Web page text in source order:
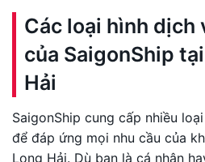
Các loại hình dịch
của SaigonShip
Hải
SaigonShip cung cấp nhiều
để đáp ứng mọi nhu cầu của
Long Hải. Dù bạn là cá nhân